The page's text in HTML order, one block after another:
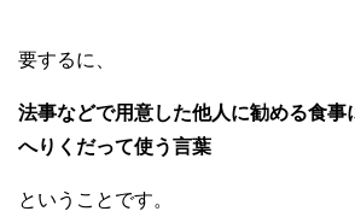
要するに、
法事などで用意した他人に勧める食事
へりくだって使う言葉
ということです。